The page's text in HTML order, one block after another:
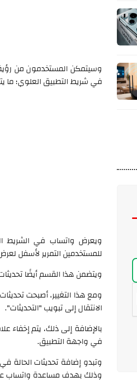
وسيتمكن المستخدمون من رؤية
في شريط التطبيق العلوي؛ ما
ويعرض واتساب في الشريط
للمستخدمين التمرير لأسفل
ويتضمن هذا القسم أيضًا
ومع هذا التغيير، أصبحت
الانتقال إلى تبويب "التحديثات".
في واجهة التطبيق.
وتبدو إضافة تحديثات الحالة
وذلك بهدف مساعدة واتساب